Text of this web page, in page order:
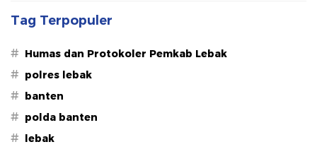
Tag Terpopuler
# Humas dan Protokoler Pemkab Lebak
# polres lebak
# banten
# polda banten
# lebak